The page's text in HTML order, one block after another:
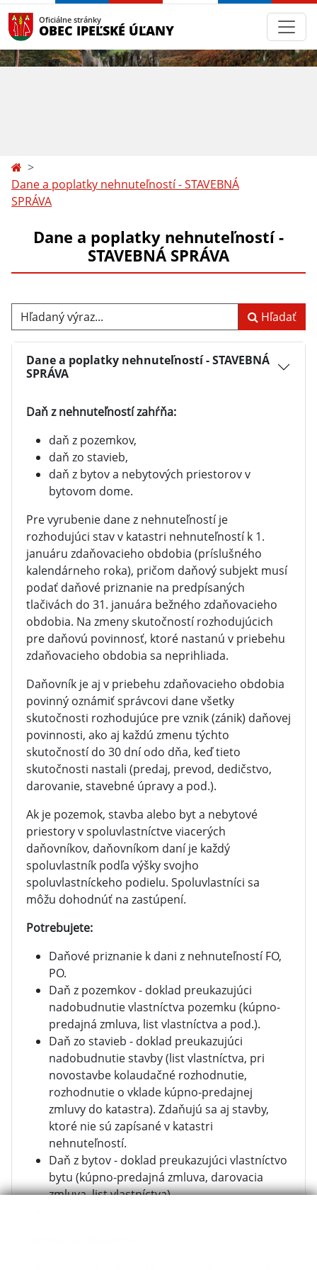
Oficiálne stránky
OBEC IPEĽSKÉ ÚĽANY
Dane a poplatky nehnuteľností - STAVEBNÁ
SPRÁVA
Dane a poplatky nehnuteľností -
STAVEBNÁ SPRÁVA
Hľadaný výraz... Hľadať
Dane a poplatky nehnuteľností - STAVEBNÁ
SPRÁVA
Daň z nehnuteľností zahŕňa:
daň z pozemkov,
daň zo stavieb,
daň z bytov a nebytových priestorov v
bytovom dome.
Pre vyrubenie dane z nehnuteľností je
rozhodujúci stav v katastri nehnuteľností k 1.
januáru zdaňovacieho obdobia (príslušného
kalendárneho roka), pričom daňový subjekt musí
podať daňové priznanie na predpísaných
tlačivách do 31. januára bežného zdaňovacieho
obdobia. Na zmeny skutočností rozhodujúcich
pre daňovú povinnosť, ktoré nastanú v priebehu
zdaňovacieho obdobia sa neprihliada.
Daňovník je aj v priebehu zdaňovacieho obdobia
povinný oznámiť správcovi dane všetky
skutočnosti rozhodujúce pre vznik (zánik) daňovej
povinnosti, ako aj každú zmenu týchto
skutočností do 30 dní odo dňa, keď tieto
skutočnosti nastali (predaj, prevod, dedičstvo,
darovanie, stavebné úpravy a pod.).
Ak je pozemok, stavba alebo byt a nebytové
priestory v spoluvlastníctve viacerých
daňovníkov, daňovníkom daní je každý
spoluvlastník podľa výšky svojho
spoluvlastníckeho podielu. Spoluvlastníci sa
môžu dohodnúť na zastúpení.
Potrebujete:
Daňové priznanie k dani z nehnuteľností FO,
PO.
Daň z pozemkov - doklad preukazujúci
nadobudnutie vlastníctva pozemku (kúpno-
predajná zmluva, list vlastníctva a pod.).
Daň zo stavieb - doklad preukazujúci
nadobudnutie stavby (list vlastníctva, pri
novostavbe kolaudačné rozhodnutie,
rozhodnutie o vklade kúpno-predajnej
zmluvy do katastra). Zdaňujú sa aj stavby,
ktoré nie sú zapísané v katastri
nehnuteľností.
Daň z bytov - doklad preukazujúci vlastníctvo
bytu (kúpno-predajná zmluva, darovacia
zmluva, list vlastníctva).